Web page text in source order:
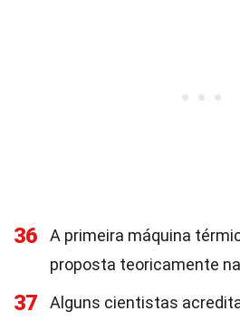
36
A primeira máquina
proposta teoricamente
37
Alguns cientistas